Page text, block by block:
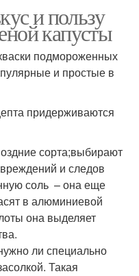
и пользу
капусты
подмороженных
и простые в
придерживаются
сорта;выбирают
и следов
соль – она еще
в алюминиевой
она выделяет
ли специально
Такая